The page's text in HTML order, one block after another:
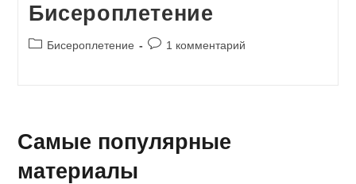
Бисероплетение
Рубрика
Бисероплетение
Комментарии
1 комментарий
Самые популярные
материалы